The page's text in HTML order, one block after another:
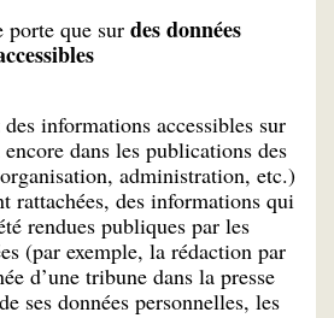
porte que sur des données
informations accessibles sur
dans les publications des
administration, etc.)
rattachées, des informations qui
rendues publiques par les
(par exemple, la rédaction par
d’une tribune dans la presse
ses données personnelles, les